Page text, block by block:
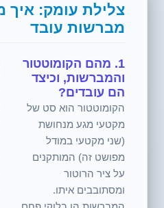
מברשות עובד
1. מהם הקומוטטור
והמברשות, וכיצד
הם עובדים?
הקומוטטור הוא סט של
מקטעי מגע מנחושת
(שני מקטעי במודל
מפושט זה) המותקנים
על ציר הרוטור
ומסתובבים איתו.